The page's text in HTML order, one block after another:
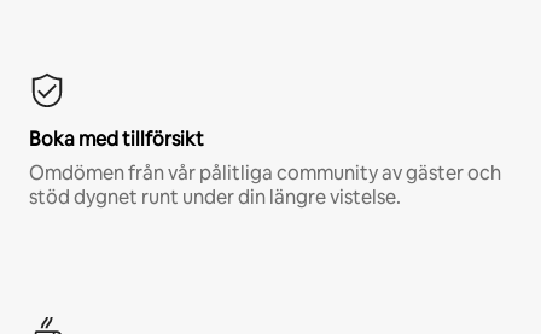
Boka med tillförsikt
Omdömen från vår pålitliga community av gäster och
stöd dygnet runt under din längre vistelse.